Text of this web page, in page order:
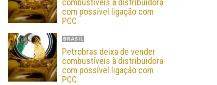
combustíveis à distribuidora
com possível ligação com
PCC
BRASIL
Petrobras deixa de vender
combustíveis à distribuidora
com possível ligação com
PCC